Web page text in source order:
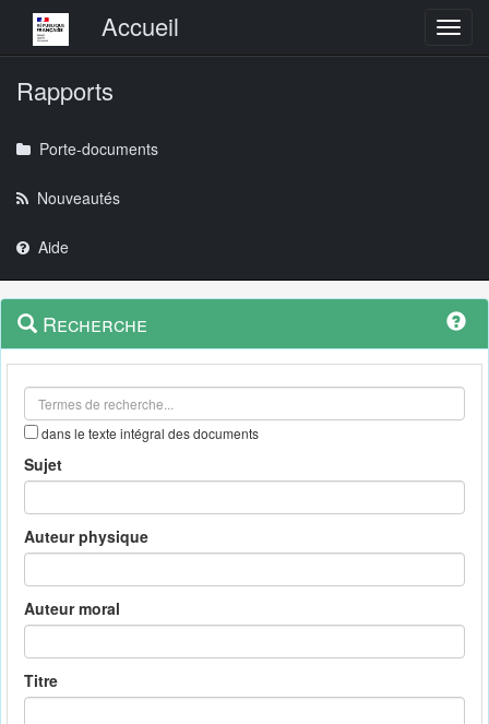
Menu principalAccueil
Rapports
Porte-documents
Nouveautés
Aide
Navigation
outils
Menu
contextuel
Recherche
dans le texte intégral des documents
Sujet
Auteur physique
Auteur moral
Titre